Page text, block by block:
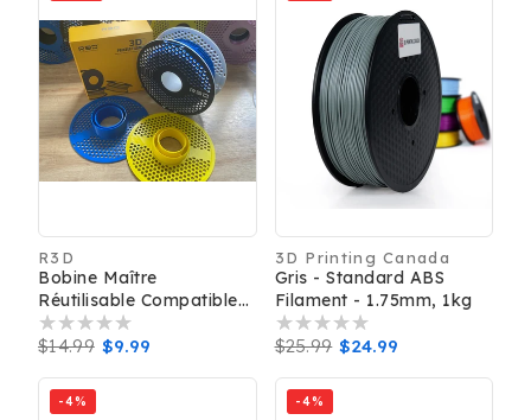
Distributeur :
R3D
Bobine Maître
Réutilisable Compatible
Bambu R3D En PC ABS
Durable Et Résistante À
Prix
habituel
$14.99 Prix
promotionnel
$9.99
Distributeur :
3D Printing Canada
Gris - Standard ABS
Filament - 1.75mm, 1kg
Prix
habituel
$25.99 Prix
promotionnel
$24.99
-4% -4%